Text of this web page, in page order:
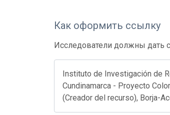
Как оформить ссылку
Исследователи должны дать
Instituto de Investigación de
Cundinamarca - Proyecto
(Creador del recurso), Borja-